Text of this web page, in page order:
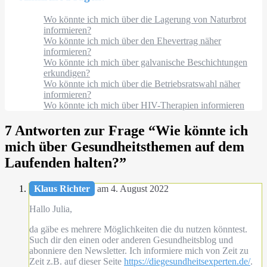
Wo könnte ich mich über die Lagerung von Naturbrot
informieren?
Wo könnte ich mich über den Ehevertrag näher
informieren?
Wo könnte ich mich über galvanische Beschichtungen
erkundigen?
Wo könnte ich mich über die Betriebsratswahl näher
informieren?
Wo könnte ich mich über HIV-Therapien informieren
7 Antworten zur Frage “Wie könnte ich
mich über Gesundheitsthemen auf dem
Laufenden halten?”
Klaus Richter
am 4. August 2022
Hallo Julia,
da gäbe es mehrere Möglichkeiten die du nutzen könntest.
Such dir den einen oder anderen Gesundheitsblog und
abonniere den Newsletter. Ich informiere mich von Zeit zu
Zeit z.B. auf dieser Seite https://diegesundheitsexperten.de/.